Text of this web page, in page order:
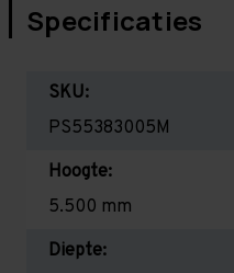
Specificaties
SKU:
PS55383005M
Hoogte:
5.500 mm
Diepte: